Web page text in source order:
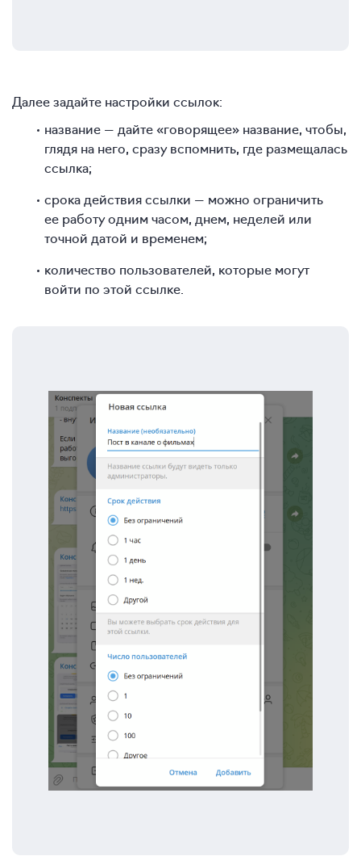
Далее задайте настройки ссылок:
название — дайте «говорящее» название, чтобы,
глядя на него, сразу вспомнить, где размещалась
ссылка;
срока действия ссылки — можно ограничить
ее работу одним часом, днем, неделей или
точной датой и временем;
количество пользователей, которые могут
войти по этой ссылке.